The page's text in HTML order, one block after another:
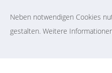
Neben notwendigen Cookies
gestalten. Weitere